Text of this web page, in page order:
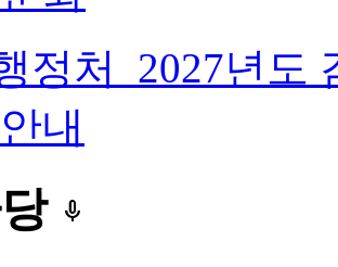
정처_2027년도
내
keyboard_voice